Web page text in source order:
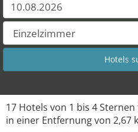
17 Hotels von 1 bis 4Sternen
in einer Entfernung von 2,67